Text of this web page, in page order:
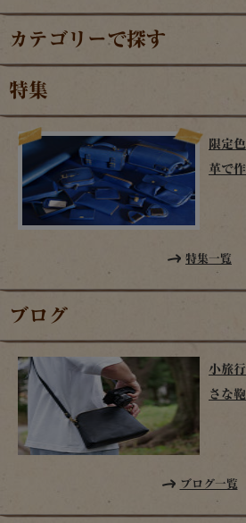
カテゴリーで探す
特集
限定
革で
特集一覧
ブログ
小旅
さな
ブログ一覧